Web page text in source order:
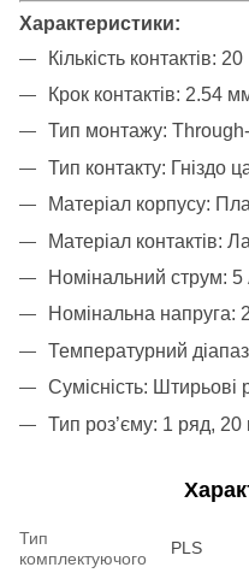
Характеристики:
Кількість контактів: 20
Крок контактів: 2.54
Тип монтажу:
Тип контакту: Гніздо
Матеріал корпусу:
Матеріал контактів:
Номінальний струм: 5
Номінальна напруга:
Температурний
Сумісність: Штирьові
Тип роз’єму: 1 ряд, 20
Тип
комплектуючого
PLS